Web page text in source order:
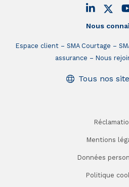
Nous
Espace client SMA Courtage
assurance
Nous
Tous nos
Mentions
Données
Politique